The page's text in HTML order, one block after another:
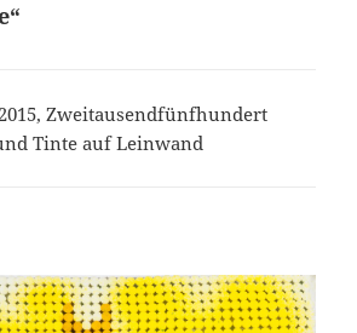
Zweitausendfünfhundert
Tinte auf Leinwand